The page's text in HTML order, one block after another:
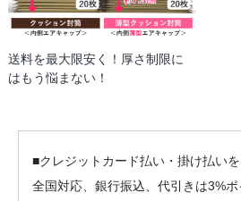
送料を最大限安く！厚さ制限に
はもう悩まない！
■クレジットカード払い・掛け払い
全国対応、銀行振込、代引きは3%ポ